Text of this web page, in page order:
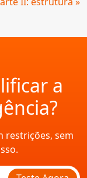
a
restrições, sem